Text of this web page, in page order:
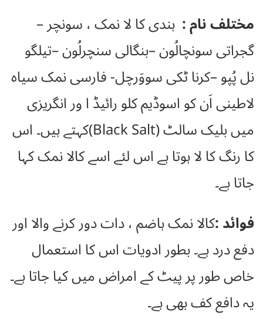
مختلف نام : ہندی کا لا نمک ، سونچر –
گجراتی سونچالُون –بنگالی سنچرلُون –تیلگو
نل پُپو –کرنا ٹکی سووَرچل- فارسی نمک سیاہ
لاطینی اَن کو اسوڈیم کلو رائیڈ ا ور انگریزی
میں بلیک سالٹ (Black Salt)کہتے ہیں۔ اس
کا رنگ کا لا ہوتا ہے اس لئے اسے کالا نمک کہا
جاتا ہے۔
فوائد :کالا نمک ہاضم ، دات دور کرنے والا اور
دفع درد ہے۔ بطور ادویات اس کا استعمال
خاص طور پر پیٹ کے امراض میں کیا جاتا ہے۔
یہ دافع کف بھی ہے۔